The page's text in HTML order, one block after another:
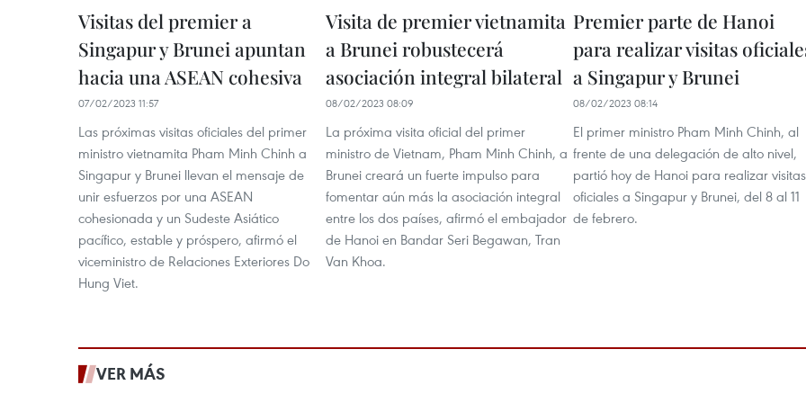
Visitas del premier a
Singapur y Brunei apuntan
hacia una ASEAN cohesiva
07/02/2023 11:57
Las próximas visitas oficiales del primer
ministro vietnamita Pham Minh Chinh a
Singapur y Brunei llevan el mensaje de
unir esfuerzos por una ASEAN
cohesionada y un Sudeste Asiático
pacífico, estable y próspero, afirmó el
viceministro de Relaciones Exteriores Do
Hung Viet.
Visita de premier vietnamita
a Brunei robustecerá
asociación integral bilateral
08/02/2023 08:09
La próxima visita oficial del primer
ministro de Vietnam, Pham Minh Chinh, a
Brunei creará un fuerte impulso para
fomentar aún más la asociación integral
entre los dos países, afirmó el embajador
de Hanoi en Bandar Seri Begawan, Tran
Van Khoa.
Premier parte de Hanoi
para realizar visitas
a Singapur y Brunei
08/02/2023 08:14
El primer ministro Pham Minh Chinh, al
frente de una delegación de alto nivel,
partió hoy de Hanoi para realizar visitas
oficiales a Singapur y Brunei, del 8 al 11
de febrero.
VER MÁS